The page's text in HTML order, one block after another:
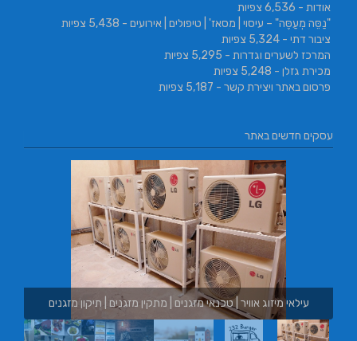
אודות - 6,536 צפיות
"נַסֵּה מְעַסֶּה" – עיסוי | מסאז' | טיפולים | אירועים - 5,438 צפיות
ציבור דתי - 5,324 צפיות
המרכז לשערים וגדרות - 5,295 צפיות
מכירת גזלן - 5,248 צפיות
פרסום באתר ויצירת קשר - 5,187 צפיות
עסקים חדשים באתר
בורגר באשכול | בורגר 232 | Burger 232 | בורגר בר